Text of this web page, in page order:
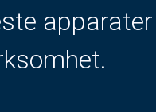
apparater